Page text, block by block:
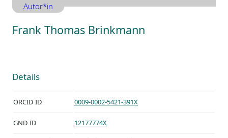
Autor*in
Frank Thomas Brinkmann
Details
ORCID ID 0009-0002-5421-391X
GND ID 12177774X